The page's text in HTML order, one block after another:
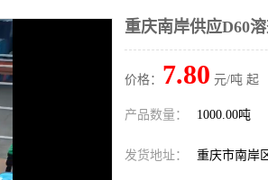
重庆南岸供应D60
价格： 7.80 元/吨 起
产品数量： 1000.00吨
发货地址： 重庆市南岸